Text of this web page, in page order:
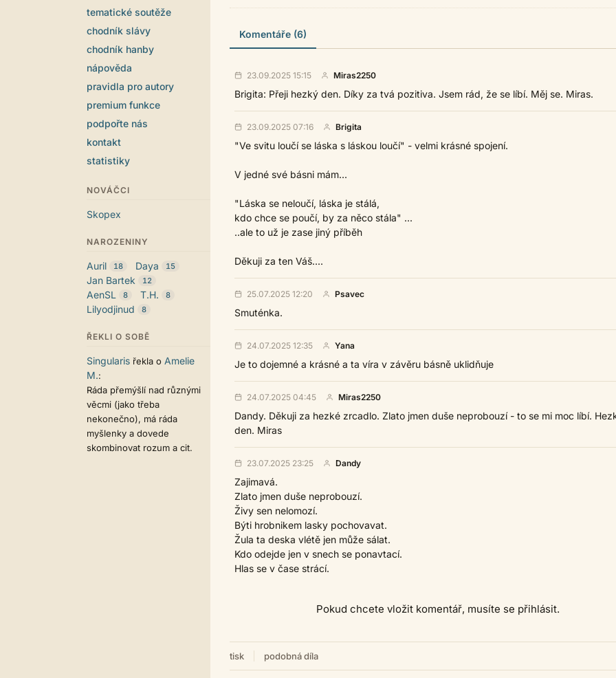
tematické soutěže
chodník slávy
chodník hanby
nápověda
pravidla pro autory
premium funkce
podpořte nás
kontakt
statistiky
NOVÁČCI
Skopex
NAROZENINY
Auril 18 Daya 15
Jan Bartek 12
AenSL 8 T.H. 8
Lilyodjinud 8
ŘEKLI O SOBĚ
Singularis řekla o Amelie
M.:
Ráda přemýšlí nad různými
věcmi (jako třeba
nekonečno), má ráda
myšlenky a dovede
skombinovat rozum a cit.
Komentáře (6)
23.09.2025 15:15 Miras2250
Brigita: Přeji hezký den. Díky za tvá pozitiva. Jsem rád, že se líbí. Měj se. Miras.
23.09.2025 07:16 Brigita
"Ve svitu loučí se láska s láskou loučí" - velmi krásné spojení.
V jedné své básni mám...
"Láska se neloučí, láska je stálá,
kdo chce se poučí, by za něco stála" ...
..ale to už je zase jiný příběh
Děkuji za ten Váš....
25.07.2025 12:20 Psavec
Smuténka.
24.07.2025 12:35 Yana
Je to dojemné a krásné a ta víra v závěru básně uklidňuje
24.07.2025 04:45 Miras2250
Dandy. Děkuji za hezké zrcadlo. Zlato jmen duše neprobouzí - to se mi moc líbí.
den. Miras
23.07.2025 23:25 Dandy
Zajimavá.
Zlato jmen duše neprobouzí.
Živy sen nelomozí.
Býti hrobnikem lasky pochovavat.
Žula ta deska vlétě jen může sálat.
Kdo odejde jen v snech se ponavtací.
Hlas se v čase strácí.
Pokud chcete vložit komentář, musíte se přihlásit.
tisk podobná díla